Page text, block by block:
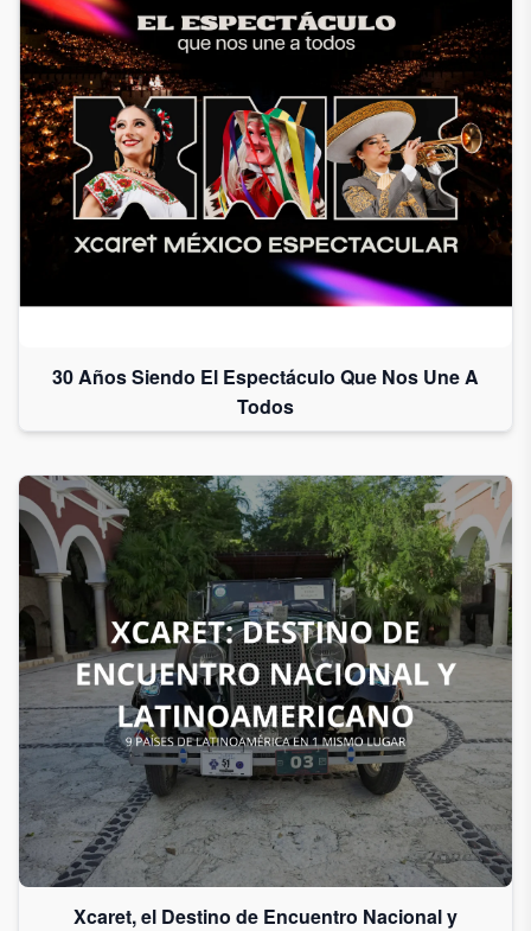
30 Años Siendo El Espectáculo Que Nos Une A
Todos
Xcaret, el Destino de Encuentro Nacional y